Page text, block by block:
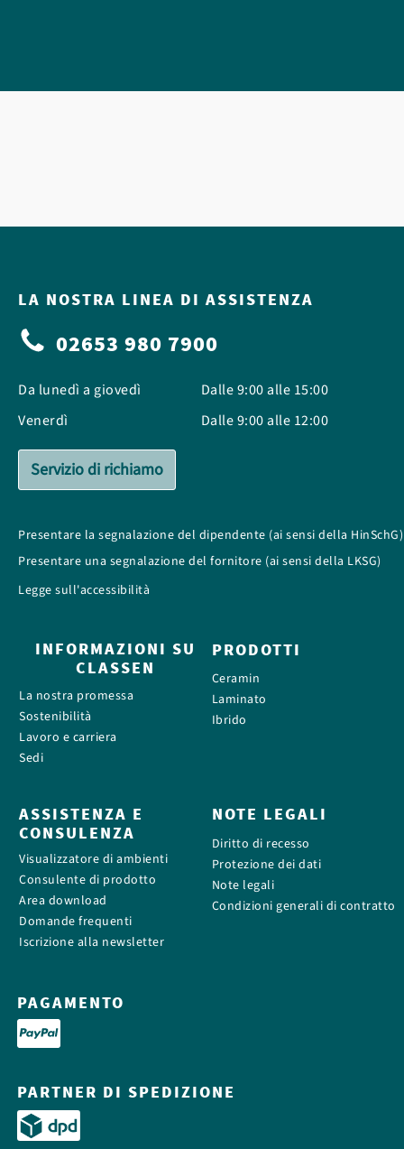
LA NOSTRA LINEA DI ASSISTENZA
02653 980 7900
Da lunedì a giovedì
Venerdì
Dalle 9:00 alle 15:00
Dalle 9:00 alle 12:00
Servizio di richiamo
Presentare la segnalazione del dipendente (ai sensi della HinSchG)
Presentare una segnalazione del fornitore (ai sensi della LKSG)
Legge sull'accessibilità
INFORMAZIONI SU
CLASSEN
La nostra promessa
Sostenibilità
Lavoro e carriera
Sedi
PRODOTTI
Ceramin
Laminato
Ibrido
ASSISTENZA E
CONSULENZA
Visualizzatore di ambienti
Consulente di prodotto
Area download
Domande frequenti
Iscrizione alla newsletter
NOTE LEGALI
Diritto di recesso
Protezione dei dati
Note legali
Condizioni generali di contratto
PAGAMENTO
PARTNER DI SPEDIZIONE